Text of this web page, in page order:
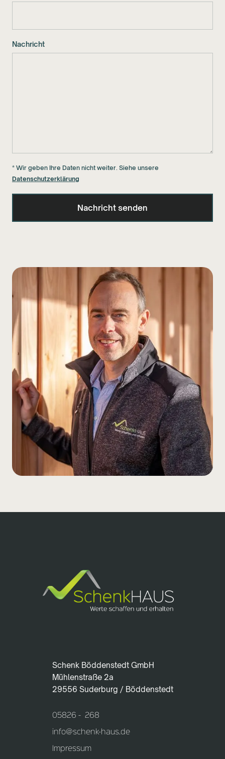
Nachricht
* Wir geben Ihre Daten nicht weiter. Siehe unsere
Datenschutzerklärung
Schenk Böddenstedt GmbH
Mühlenstraße 2a
29556 Suderburg / Böddenstedt
05826 - 268
info@schenk-haus.de
Impressum